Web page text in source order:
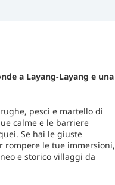
a Layang-Layang e una
pesci e martello di
calme e le barriere
Se hai le giuste
rompere le tue immersioni,
e storico villaggi da